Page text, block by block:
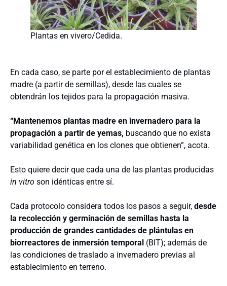
Plantas en vivero/Cedida.
En cada caso, se parte por el establecimiento de plantas
madre (a partir de semillas), desde las cuales se
obtendrán los tejidos para la propagación masiva.
“Mantenemos plantas madre en invernadero para la
propagación a partir de yemas, buscando que no exista
variabilidad genética en los clones que obtienen”, acota.
Esto quiere decir que cada una de las plantas producidas
in vitro son idénticas entre sí.
Cada protocolo considera todos los pasos a seguir, desde
la recolección y germinación de semillas hasta la
producción de grandes cantidades de plántulas en
biorreactores de inmersión temporal (BIT); además de
las condiciones de traslado a invernadero previas al
establecimiento en terreno.